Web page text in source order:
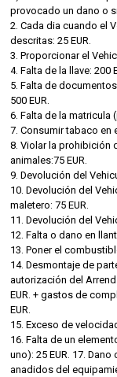
provocado un dano o
2. Cada dia cuando el
descritas: 25 EUR.
3. Proporcionar el
4. Falta de la llave: 200
5. Falta de
500 EUR.
6. Falta de la matricula
7. Consumir tabaco en
8. Violar la prohibición
animales:75 EUR.
9. Devolución del
10. Devolución del
maletero: 75 EUR.
11. Devolución del
12. Falta o dano en
13. Poner el
14. Desmontaje de
autorización del
EUR. + gastos de
EUR.
15. Exceso de
16. Falta de un
uno): 25 EUR. 17.
anadidos del